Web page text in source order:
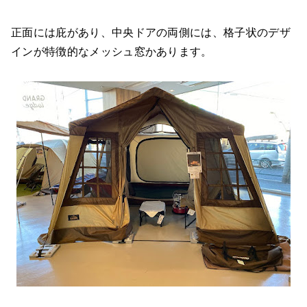
正面には庇があり、中央ドアの両側には、格子状のデザ
インが特徴的なメッシュ窓かあります。